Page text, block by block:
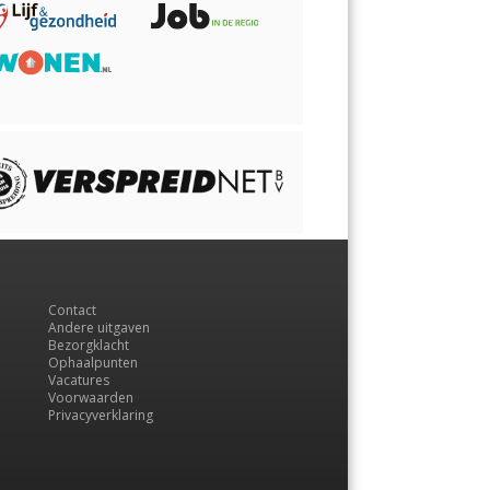
Contact
Andere uitgaven
Bezorgklacht
Ophaalpunten
Vacatures
Voorwaarden
Privacyverklaring